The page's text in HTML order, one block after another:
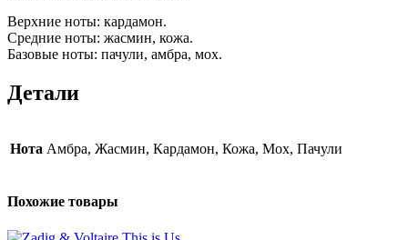
Верхние ноты: кардамон.
Средние ноты: жасмин, кожа.
Базовые ноты: пачули, амбра, мох.
Детали
Нота Амбра, Жасмин, Кардамон, Кожа, Мох, Пачули
Похожие товары